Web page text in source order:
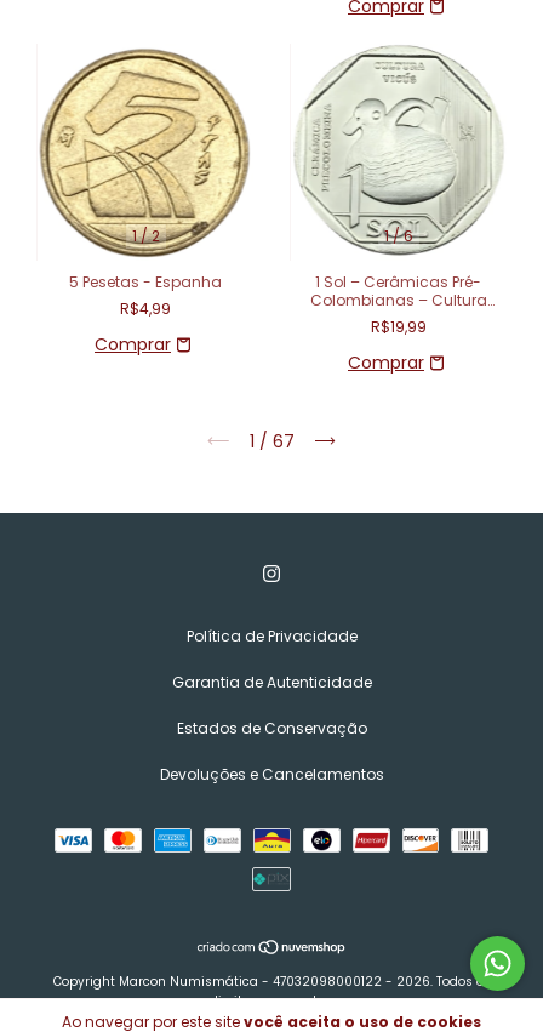
Ao navegar por este sitevocê aceita o uso de cookies
1/2
5 Pesetas - Espanha
R$4,99
1/6
1 Sol – Cerâmicas Pré-
Colombianas – Cultura
Vicús – Peru
R$19,99
1 / 67
Política de Privacidade
Garantia de Autenticidade
Estados de Conservação
Devoluções e Cancelamentos
Copyright Marcon Numismática - 47032098000122 - 2026. Todos os
direitos reservados.